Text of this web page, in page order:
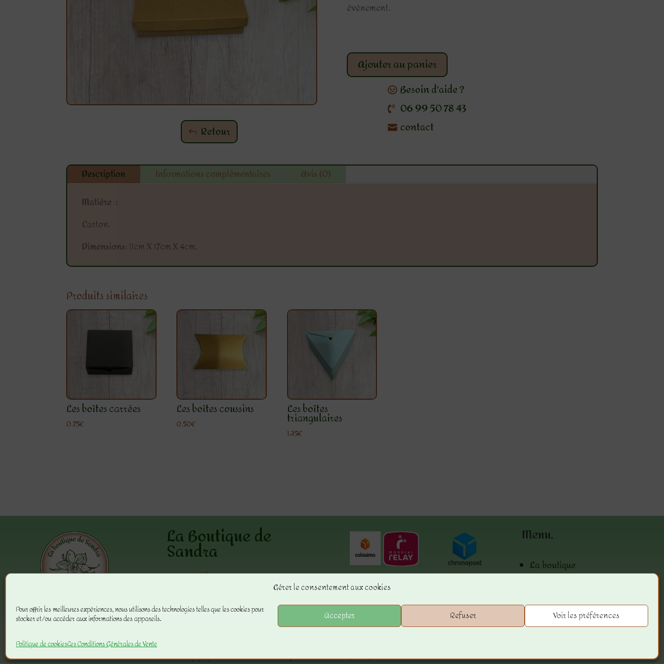
Gérer le consentement aux cookies
Pour offrir les meilleures expériences, nous utilisons des technologies telles que les cookies pour
stocker et/ou accéder aux informations des appareils. Accepter Refuser Voir les préférences
Politique de cookiesLes Conditions Générales de Vente
Retour
évènement.
Ajouter au panier
Besoin d'aide ?
06 99 50 78 43
contact
Description Informations complémentaires
Avis (0)
Matière :
Carton.
Dimensions: 11cm X 17cm X 4cm.
Produits similaires
Les boîtes carrées
0.75€
Les boîtes coussins
0.50€
Les boîtes
triangulaires
1.25€
La Boutique de
Sandra
5 grande rue
06 99 50 78 43
Menu.
La boutique
Les Conditions Générales de
Les Mentions Légales
Copyright © 2023 –La Boutique de Sandra–JF Diffusion21– Tous droits réservés